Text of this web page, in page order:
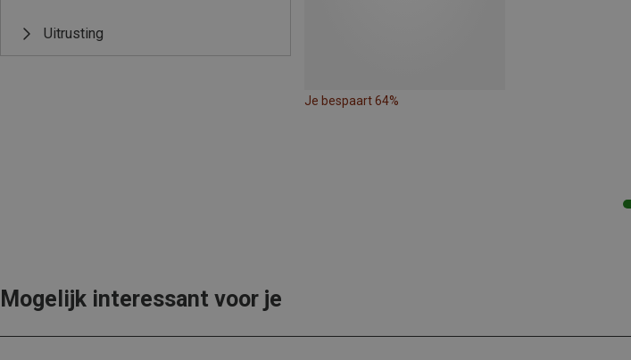
Uitrusting
Je bespaart 64%
Mogelijk interessant voor je